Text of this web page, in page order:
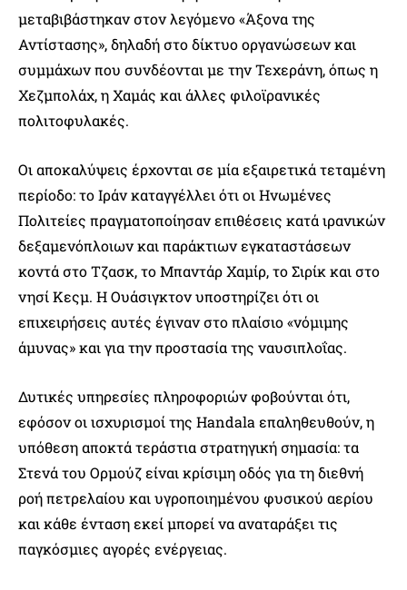
μεταβιβάστηκαν στον λεγόμενο «Άξονα της
Αντίστασης», δηλαδή στο δίκτυο οργανώσεων και
συμμάχων που συνδέονται με την Τεχεράνη, όπως η
Χεζμπολάχ, η Χαμάς και άλλες φιλοϊρανικές
πολιτοφυλακές.
Οι αποκαλύψεις έρχονται σε μία εξαιρετικά τεταμένη
περίοδο: το Ιράν καταγγέλλει ότι οι Ηνωμένες
Πολιτείες πραγματοποίησαν επιθέσεις κατά ιρανικών
δεξαμενόπλοιων και παράκτιων εγκαταστάσεων
κοντά στο Τζασκ, το Μπαντάρ Χαμίρ, το Σιρίκ και στο
νησί Κεςμ. Η Ουάσιγκτον υποστηρίζει ότι οι
επιχειρήσεις αυτές έγιναν στο πλαίσιο «νόμιμης
άμυνας» και για την προστασία της ναυσιπλοΐας.
Δυτικές υπηρεσίες πληροφοριών φοβούνται ότι,
εφόσον οι ισχυρισμοί της Handala επαληθευθούν, η
υπόθεση αποκτά τεράστια στρατηγική σημασία: τα
Στενά του Ορμούζ είναι κρίσιμη οδός για τη διεθνή
ροή πετρελαίου και υγροποιημένου φυσικού αερίου
και κάθε ένταση εκεί μπορεί να αναταράξει τις
παγκόσμιες αγορές ενέργειας.